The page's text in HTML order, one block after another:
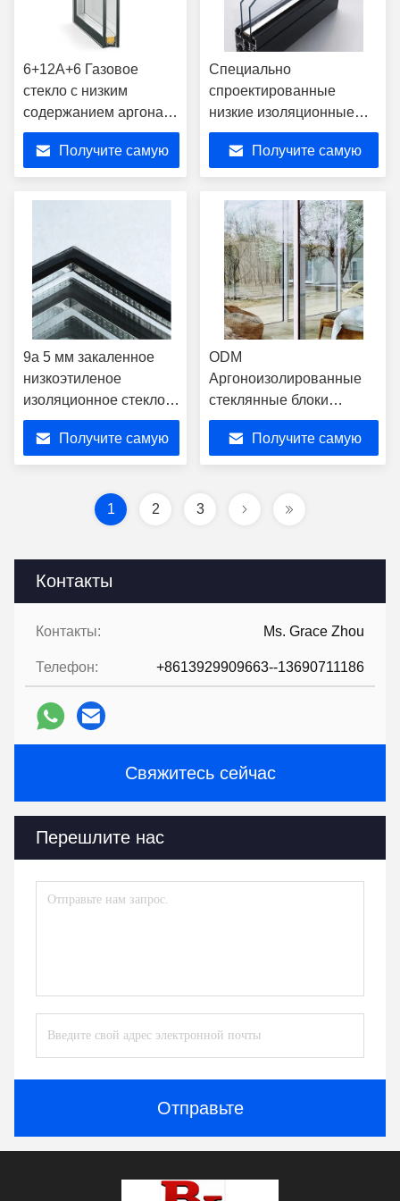
Контакты
Контакты: Ms. Grace Zhou
Телефон: +8613929909663--13690711186
Свяжитесь сейчас
Перешлите нас
Отправьте
6+12А+6 Газовое
стекло с низким
содержанием аргона,
изоляционное стекло с
грубым краем
Получите самую
Специально
спроектированные
низкие изоляционные
стеклянные панели
Получите самую
9a 5 мм закаленное
низкоэтиленое
изоляционное стекло
для окон зданий
Получите самую
ODM
Аргоноизолированные
стеклянные блоки
сверхразмерные для
шторы стены
Получите самую
1 2 3